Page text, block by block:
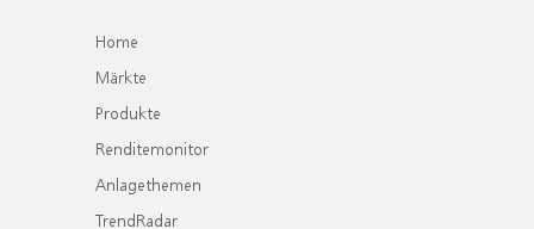
Home
Märkte
Produkte
Renditemonitor
Anlagethemen
TrendRadar